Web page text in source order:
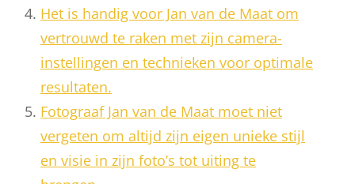
Het is handig voor Jan van de Maat om
vertrouwd te raken met zijn camera-
instellingen en technieken voor optimale
resultaten.
Fotograaf Jan van de Maat moet niet
vergeten om altijd zijn eigen unieke stijl
en visie in zijn foto’s tot uiting te